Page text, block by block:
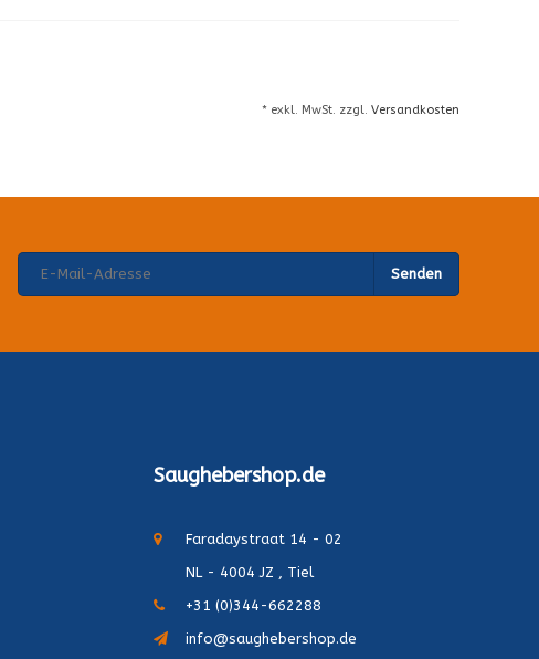
* exkl. MwSt. zzgl. Versandkosten
Senden
Saughebershop.de
Faradaystraat 14 - 02
NL - 4004 JZ , Tiel
+31 (0)344-662288
info@saughebershop.de